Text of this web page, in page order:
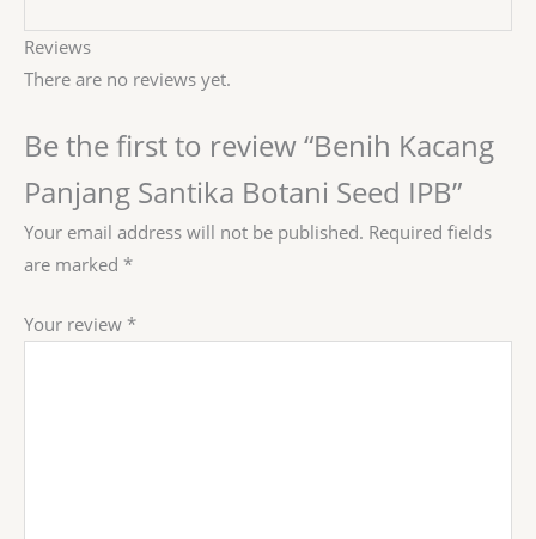
Reviews
There are no reviews yet.
Be the first to review “Benih Kacang
Panjang Santika Botani Seed IPB”
Your email address will not be published. Required fields
are marked *
Your review *